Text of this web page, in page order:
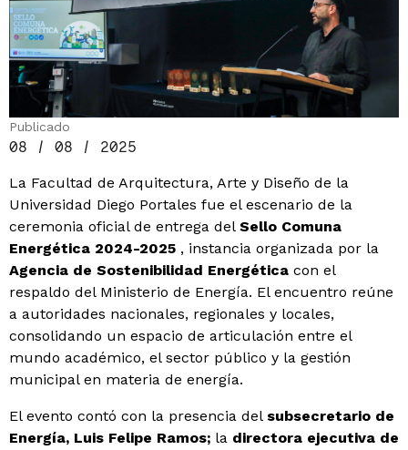
Publicado
08 / 08 / 2025
La Facultad de Arquitectura, Arte y Diseño de la
Universidad Diego Portales fue el escenario de la
ceremonia oficial de entrega del Sello Comuna
Energética 2024-2025 , instancia organizada por la
Agencia de Sostenibilidad Energética con el
respaldo del Ministerio de Energía. El encuentro reúne
a autoridades nacionales, regionales y locales,
consolidando un espacio de articulación entre el
mundo académico, el sector público y la gestión
municipal en materia de energía.
El evento contó con la presencia del subsecretario de
Energía, Luis Felipe Ramos; la directora ejecutiva de